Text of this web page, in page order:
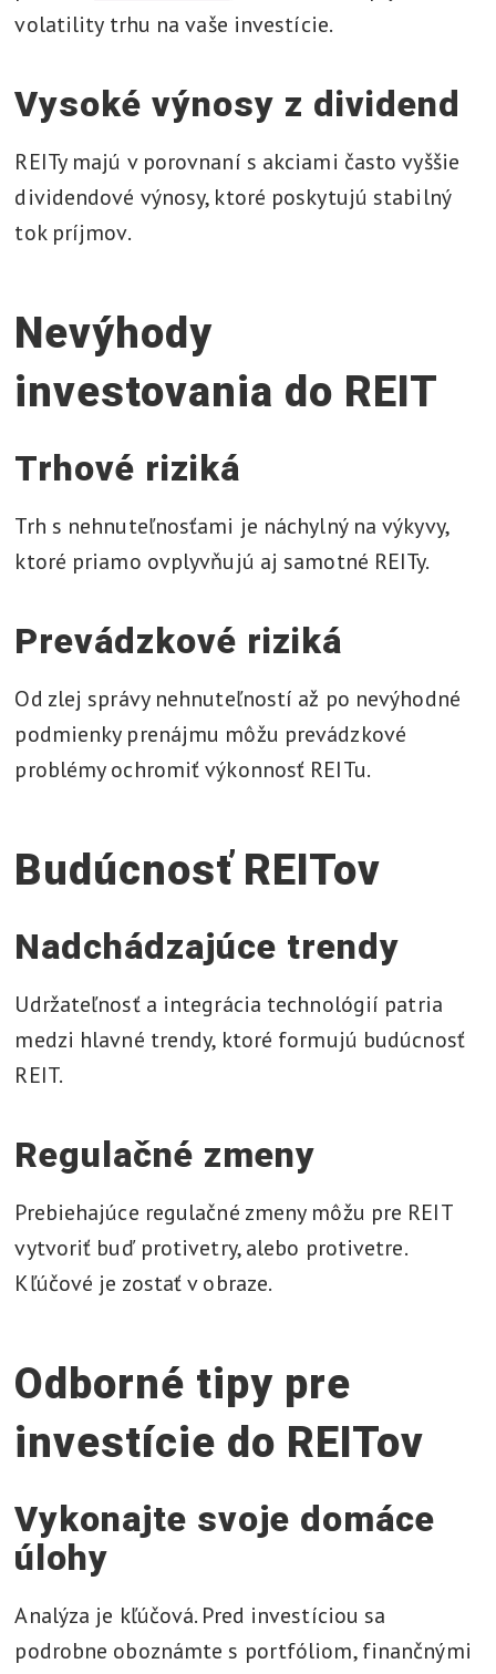
volatility trhu na vaše investície.
Vysoké výnosy z dividend
REITy majú v porovnaní s akciami často vyššie
dividendové výnosy, ktoré poskytujú stabilný
tok príjmov.
Nevýhody
investovania do REIT
Trhové riziká
Trh s nehnuteľnosťami je náchylný na výkyvy,
ktoré priamo ovplyvňujú aj samotné REITy.
Prevádzkové riziká
Od zlej správy nehnuteľností až po nevýhodné
podmienky prenájmu môžu prevádzkové
problémy ochromiť výkonnosť REITu.
Budúcnosť REITov
Nadchádzajúce trendy
Udržateľnosť a integrácia technológií patria
medzi hlavné trendy, ktoré formujú budúcnosť
REIT.
Regulačné zmeny
Prebiehajúce regulačné zmeny môžu pre REIT
vytvoriť buď protivetry, alebo protivetre.
Kľúčové je zostať v obraze.
Odborné tipy pre
investície do REITov
Vykonajte svoje domáce
úlohy
Analýza je kľúčová. Pred investíciou sa
podrobne oboznámte s portfóliom, finančnými